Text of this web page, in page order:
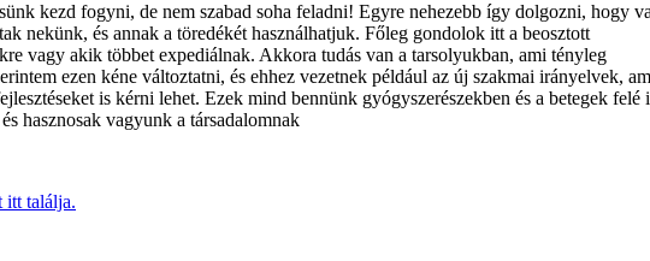
kezd fogyni, de nem szabad soha feladni! Egyre nehezebb így dolgozni, hogy
nekünk, és annak a töredékét használhatjuk. Főleg gondolok itt a beosztott
vagy akik többet expediálnak. Akkora tudás van a tarsolyukban, ami tényleg
ezen kéne változtatni, és ehhez vezetnek például az új szakmai irányelvek,
is kérni lehet. Ezek mind bennünk gyógyszerészekben és a betegek felé
hasznosak vagyunk a társadalomnak
itt találja.